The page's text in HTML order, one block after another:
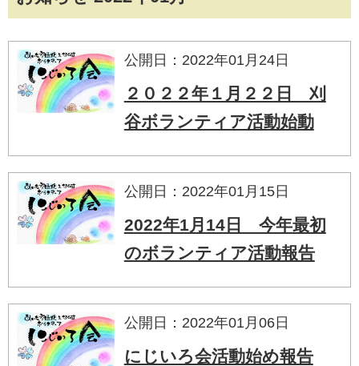
公開日：2022年01月24日
２０２２年１月２２日 刈
谷ボランティア活動始動
公開日：2022年01月15日
2022年1月14日 今年最初
のボランティア活動報告
公開日：2022年01月06日
にじいろ会活動始め報告